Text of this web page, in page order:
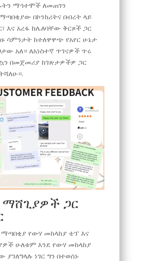
ማኅተሞች ለመጠገን
በኮንክሪትና በብረት ላይ
እና አረፋ ከሌለባቸው ቅርጾች ጋር
ሳምንታት ከተለዋዋጭ የአየር ሁኔታ
አለ። ለአነስተኛ ጥገናዎች ጥሩ
በመጀመሪያ ከገጽታዎችዎ ጋር
ማሸጊያዎች ጋር
ማጣበቂያ የውሃ መከላከያ ቴፕ እና
ሁለቱም እንደ የውሃ መከላከያ
ነገር ግን በተወሰኑ